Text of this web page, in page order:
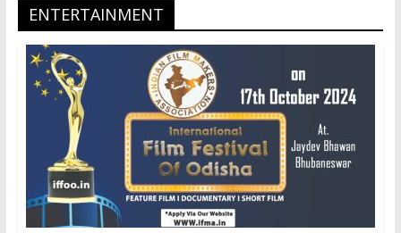
ENTERTAINMENT